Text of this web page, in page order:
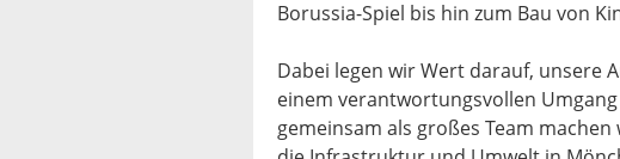
Borussia-Spiel bis hin zum Bau von
Dabei legen wir Wert darauf, unsere
einem verantwortungsvollen
gemeinsam als großes Team